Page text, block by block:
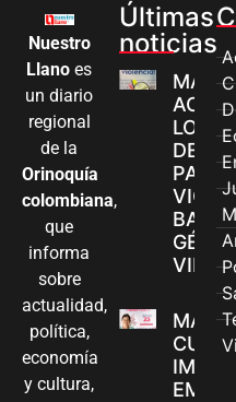
Nuestro
Llano es
un diario
regional
de la
Orinoquía
colombiana,
que
informa
sobre
actualidad,
política,
economía
y cultura,
Últimas
noticias
MÁS
LOS
DE
PARA